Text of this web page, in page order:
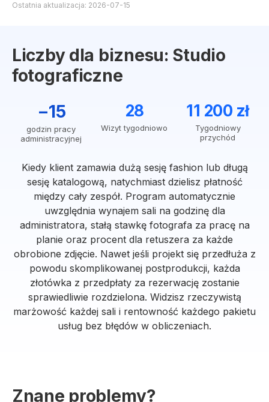
Ostatnia aktualizacja: 2026-07-15
Liczby dla biznesu: Studio
fotograficzne
−15
godzin pracy
administracyjnej
28
Wizyt tygodniowo
11 200 zł
Tygodniowy
przychód
Kiedy klient zamawia dużą sesję fashion lub długą
sesję katalogową, natychmiast dzielisz płatność
między cały zespół. Program automatycznie
uwzględnia wynajem sali na godzinę dla
administratora, stałą stawkę fotografa za pracę na
planie oraz procent dla retuszera za każde
obrobione zdjęcie. Nawet jeśli projekt się przedłuża z
powodu skomplikowanej postprodukcji, każda
złotówka z przedpłaty za rezerwację zostanie
sprawiedliwie rozdzielona. Widzisz rzeczywistą
marżowość każdej sali i rentowność każdego pakietu
usług bez błędów w obliczeniach.
Znane problemy?